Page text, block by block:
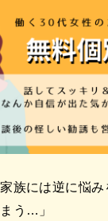
族には逆に悩
う…」